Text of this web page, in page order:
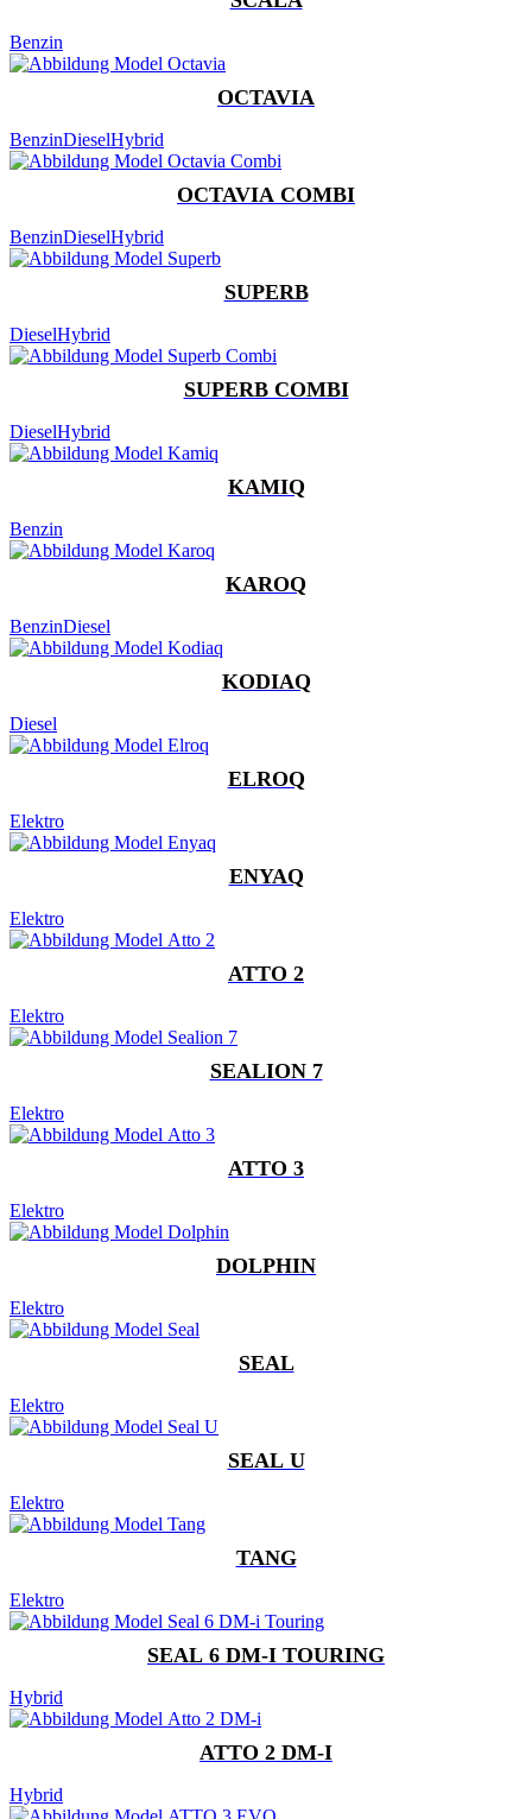
Benzin
OCTAVIA
BenzinDieselHybrid
OCTAVIA COMBI
BenzinDieselHybrid
SUPERB
DieselHybrid
SUPERB COMBI
DieselHybrid
KAMIQ
Benzin
KAROQ
BenzinDiesel
KODIAQ
Diesel
ELROQ
Elektro
ENYAQ
Elektro
ATTO 2
Elektro
SEALION 7
Elektro
ATTO 3
Elektro
DOLPHIN
Elektro
SEAL
Elektro
SEAL U
Elektro
TANG
Elektro
SEAL 6 DM-I TOURING
Hybrid
ATTO 2 DM-I
Hybrid